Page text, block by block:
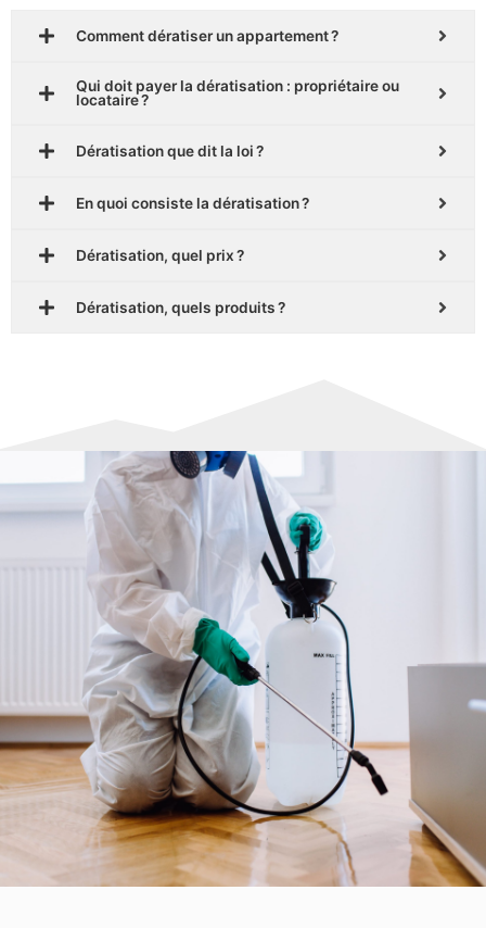
Comment dératiser un appartement ?
Qui doit payer la dératisation : propriétaire ou
locataire ?
Dératisation que dit la loi ?
En quoi consiste la dératisation ?
Dératisation, quel prix ?
Dératisation, quels produits ?